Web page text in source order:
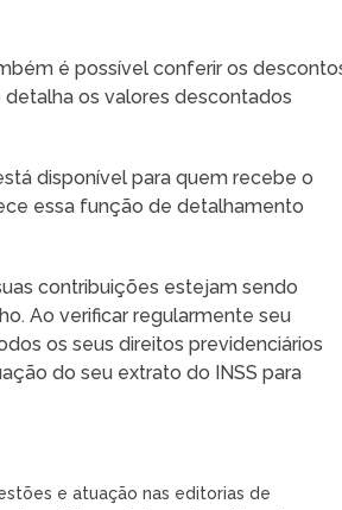
é possível conferir os
os valores descontados
disponível para quem recebe o
essa função de detalhamento
contribuições estejam sendo
Ao verificar regularmente seu
os seus direitos previdenciários
do seu extrato do INSS para
e atuação nas editorias de